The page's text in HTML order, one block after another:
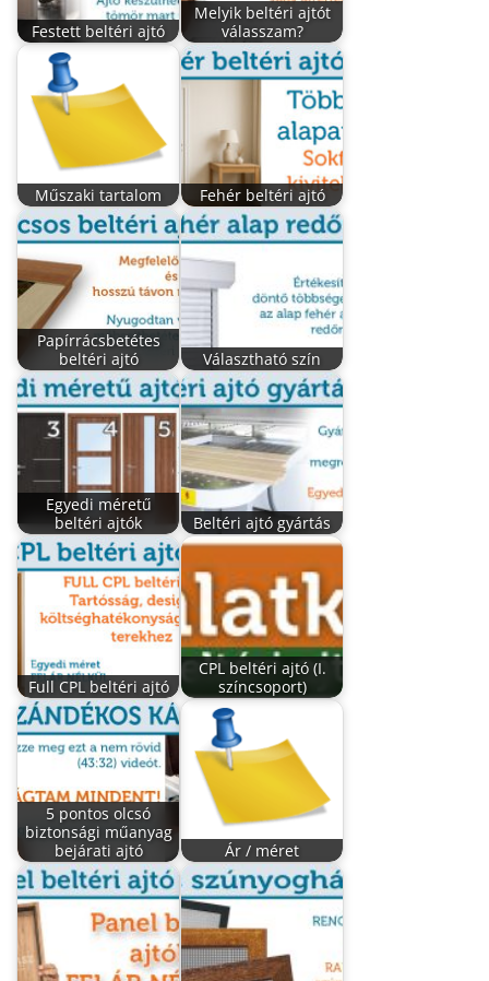
Festett beltéri ajtó
Melyik beltéri ajtót
válasszam?
Műszaki tartalom Fehér beltéri ajtó
Papírrácsbetétes
beltéri ajtó
Választható szín
Egyedi méretű
beltéri ajtók
Beltéri ajtó gyártás
Full CPL beltéri ajtó
CPL beltéri ajtó (I.
színcsoport)
5 pontos olcsó
biztonsági műanyag
bejárati ajtó
Ár / méret